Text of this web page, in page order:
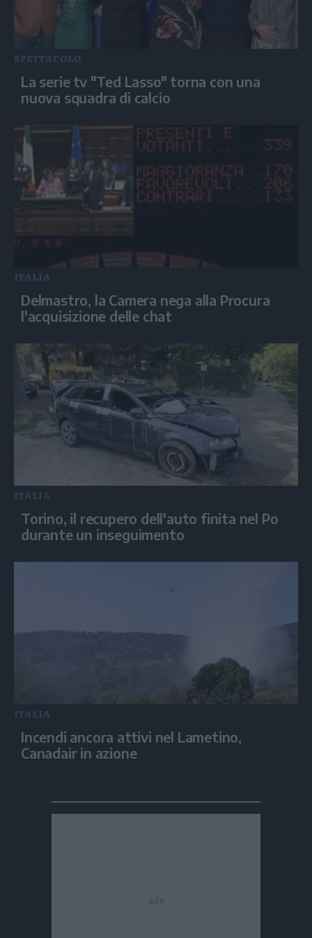
SPETTACOLO
La serie tv "Ted Lasso" torna con una
nuova squadra di calcio
ITALIA
Delmastro, la Camera nega alla Procura
l'acquisizione delle chat
ITALIA
Torino, il recupero dell'auto finita nel Po
durante un inseguimento
ITALIA
Incendi ancora attivi nel Lametino,
Canadair in azione